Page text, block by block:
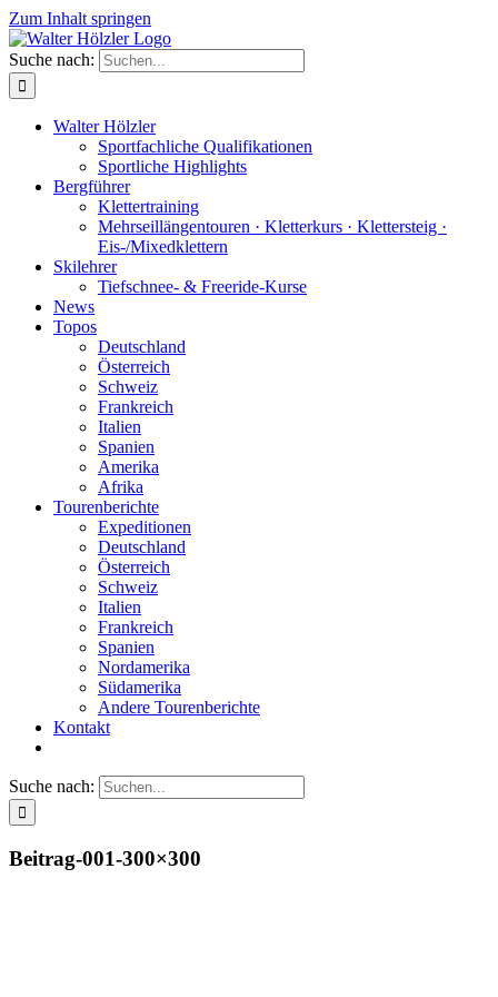
Zum Inhalt springen
Suche nach:
Walter Hölzler
Sportfachliche Qualifikationen
Sportliche Highlights
Bergführer
Klettertraining
Mehrseil­längen­touren · Kletterkurs · Klettersteig ·
Eis-/Mixedklettern
Skilehrer
Tiefschnee- & Freeride-Kurse
News
Topos
Deutschland
Österreich
Schweiz
Frankreich
Italien
Spanien
Amerika
Afrika
Tourenberichte
Expeditionen
Deutschland
Österreich
Schweiz
Italien
Frankreich
Spanien
Nordamerika
Südamerika
Andere Tourenberichte
Kontakt
Suche nach:
Beitrag-001-300×300